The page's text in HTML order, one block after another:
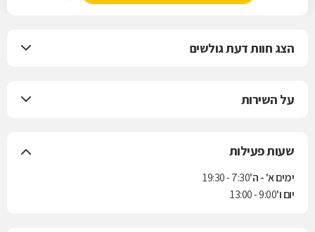
הצג חוות דעת גולשים
על השירות
שעות פעילות
ימים א' - ה'7:30 - 19:30
יום ו'9:00 - 13:00